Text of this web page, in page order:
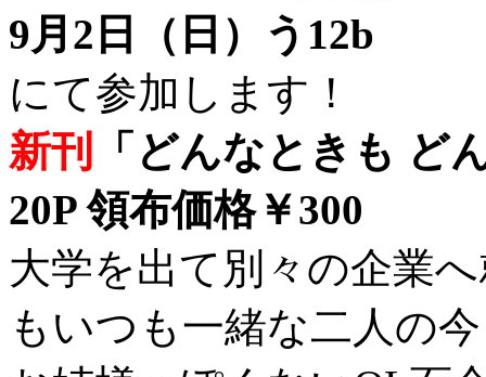
9月2日（日）う12b
にて参加します！
新刊
「どんなときも ど
20P 領布価格￥300
大学を出て別々の企業
もいつも一緒な二人の